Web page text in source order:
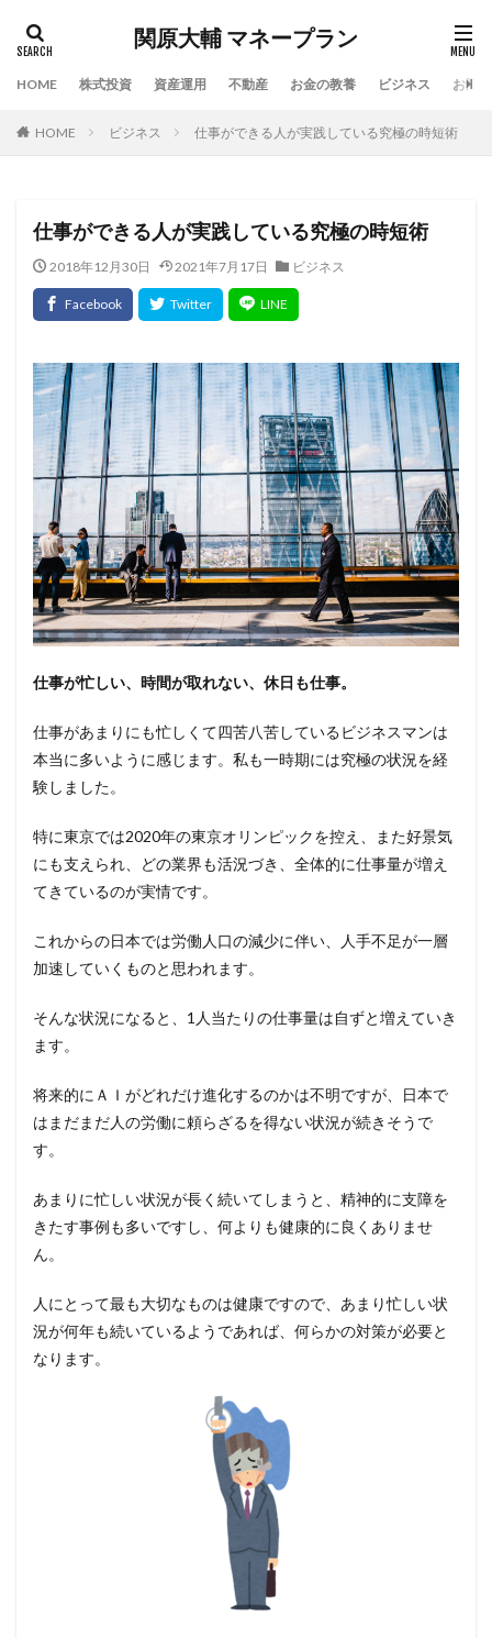
関原大輔 マネープラン
HOME 株式投資 資産運用 不動産 お金の教養 ビジネス お問
HOME ビジネス 仕事ができる人が実践している究極の時短術
仕事ができる人が実践している究極の時短術
2018年12月30日 2021年7月17日 ビジネス
仕事が忙しい、時間が取れない、休日も仕事。
仕事があまりにも忙しくて四苦八苦しているビジネスマンは
本当に多いように感じます。私も一時期には究極の状況を経
験しました。
特に東京では2020年の東京オリンピックを控え、また好景気
にも支えられ、どの業界も活況づき、全体的に仕事量が増え
てきているのが実情です。
これからの日本では労働人口の減少に伴い、人手不足が一層
加速していくものと思われます。
そんな状況になると、1人当たりの仕事量は自ずと増えていき
ます。
将来的にＡＩがどれだけ進化するのかは不明ですが、日本で
はまだまだ人の労働に頼らざるを得ない状況が続きそうで
す。
あまりに忙しい状況が長く続いてしまうと、精神的に支障を
きたす事例も多いですし、何よりも健康的に良くありませ
ん。
人にとって最も大切なものは健康ですので、あまり忙しい状
況が何年も続いているようであれば、何らかの対策が必要と
なります。